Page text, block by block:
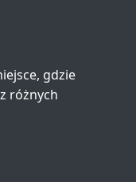
gdzie
różnych